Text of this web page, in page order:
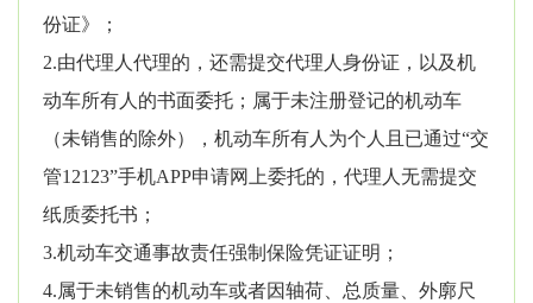
份证》；
2.由代理人代理的，还需提交代理人身份证，以及机
动车所有人的书面委托；属于未注册登记的机动车
（未销售的除外），机动车所有人为个人且已通过“交
管12123”手机APP申请网上委托的，代理人无需提交
纸质委托书；
3.机动车交通事故责任强制保险凭证证明；
4.属于未销售的机动车或者因轴荷、总质量、外廓尺